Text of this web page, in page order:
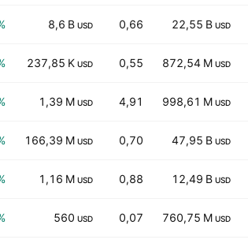
8,6 B USD 0,66 22,55 B USD
237,85 K USD 0,55 872,54 M USD
1,39 M USD 4,91 998,61 M USD
166,39 M USD 0,70 47,95 B USD
1,16 M USD 0,88 12,49 B USD
560 USD 0,07 760,75 M USD